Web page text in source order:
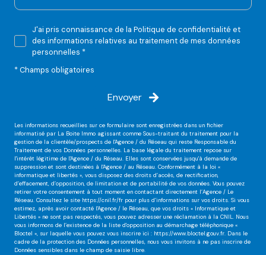
J'ai pris connaissance de la Politique de confidentialité et
des informations relatives au traitement de mes données
personnelles *
* Champs obligatoires
Envoyer
Les informations recueillies sur ce formulaire sont enregistrées dans un fichier
informatisé par La Boite Immo agissant comme Sous-traitant du traitement pour la
gestion de la clientèle/prospects de l'Agence / du Réseau qui reste Responsable du
Traitement de vos Données personnelles. La base légale du traitement repose sur
l'intérêt légitime de l'Agence / du Réseau. Elles sont conservées jusqu'à demande de
suppression et sont destinées à l'Agence / au Réseau. Conformément à la loi «
informatique et libertés », vous disposez des droits d’accès, de rectification,
d’effacement, d’opposition, de limitation et de portabilité de vos données. Vous pouvez
retirer votre consentement à tout moment en contactant directement l’Agence / Le
Réseau. Consultez le site https://cnil.fr/fr pour plus d’informations sur vos droits. Si vous
estimez, après avoir contacté l'Agence / le Réseau, que vos droits « Informatique et
Libertés » ne sont pas respectés, vous pouvez adresser une réclamation à la CNIL. Nous
vous informons de l’existence de la liste d'opposition au démarchage téléphonique «
Bloctel », sur laquelle vous pouvez vous inscrire ici : https://www.bloctel.gouv.fr. Dans le
cadre de la protection des Données personnelles, nous vous invitons à ne pas inscrire de
Données sensibles dans le champ de saisie libre.